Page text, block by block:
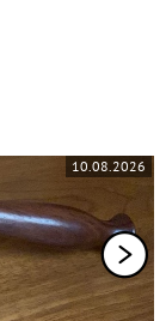
10.08.2026